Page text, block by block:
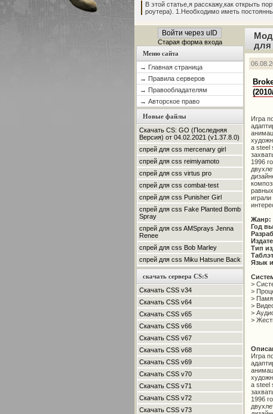
В этой статье,я расскажу,как открыть
роутера). 1.Необходимо иметь
Войти через uID
Старая форма входа
Меню сайта
→ Главная страница
→ Правила серверов
→ Правообладателям
→ Авторское право
Новые файлы
Скачать CS: GO (Последняя
Версия) от 04.02.2021 (v1.37.8.0)
спрей для css mercenary girl
спрей для css reimiyamoto
спрей для css virtus pro
спрей для css combat-test
спрей для css Punisher Girl
спрей для css Fake Planted Bomb
Spray
спрей для css AMSprays Jenna
Renee
спрей для css Bob Marley
спрей для css Miku Hatsune Back
скачать сервера CS:S
Скачать CSS v34
Скачать CSS v64
Скачать CSS v65
Скачать CSS v66
Скачать CSS v67
Скачать CSS v68
Скачать CSS v69
Скачать CSS v70
Скачать CSS v71
Скачать CSS v72
Скачать CSS v73
для
Игра
a steel
1996
Жанр:
Год
Тип
Язык
>
>
>
>
>
>
Игра
a steel
1996